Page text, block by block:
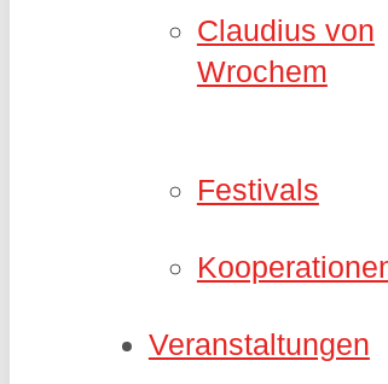
Claudius von
Wrochem
Festivals
Veranstaltungen